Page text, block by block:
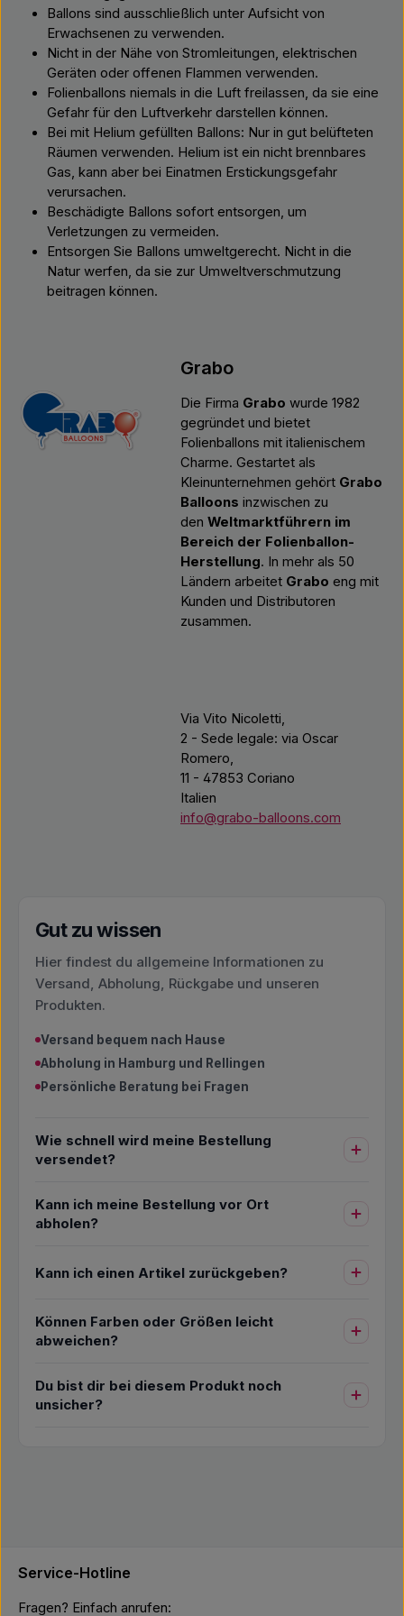
Ballons sind ausschließlich unter Aufsicht von
Erwachsenen zu verwenden.
Nicht in der Nähe von Stromleitungen, elektrischen
Geräten oder offenen Flammen verwenden.
Folienballons niemals in die Luft freilassen, da sie eine
Gefahr für den Luftverkehr darstellen können.
Bei mit Helium gefüllten Ballons: Nur in gut belüfteten
Räumen verwenden. Helium ist ein nicht brennbares
Gas, kann aber bei Einatmen Erstickungsgefahr
verursachen.
Beschädigte Ballons sofort entsorgen, um
Verletzungen zu vermeiden.
Entsorgen Sie Ballons umweltgerecht. Nicht in die
Natur werfen, da sie zur Umweltverschmutzung
beitragen können.
Grabo
Die Firma Grabo wurde 1982
gegründet und bietet
Folienballons mit italienischem
Charme. Gestartet als
Kleinunternehmen gehört Grabo
Balloons inzwischen zu
den Weltmarktführern im
Bereich der Folienballon-
Herstellung. In mehr als 50
Ländern arbeitet Grabo eng mit
Kunden und Distributoren
zusammen.
Via Vito Nicoletti,
2 - Sede legale: via Oscar
Romero,
11 - 47853 Coriano
Italien
info@grabo-balloons.com
Gut zu wissen
Hier findest du allgemeine Informationen zu
Versand, Abholung, Rückgabe und unseren
Produkten.
Versand bequem nach Hause
Abholung in Hamburg und Rellingen
Persönliche Beratung bei Fragen
Wie schnell wird meine Bestellung
versendet?
Kann ich meine Bestellung vor Ort
abholen?
Kann ich einen Artikel zurückgeben?
Können Farben oder Größen leicht
abweichen?
Du bist dir bei diesem Produkt noch
unsicher?
Service-Hotline
Fragen? Einfach anrufen: